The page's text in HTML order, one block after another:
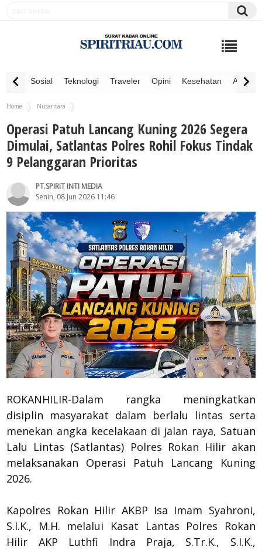
Sosial Teknologi Traveler Opini Kesehatan
Home
Nusantara
Tindak 9 Pelanggaran Prioritas
Operasi Patuh Lancang Kuning 2026 Segera
Dimulai, Satlantas Polres Rohil Fokus Tindak
9 Pelanggaran Prioritas
PT.SPIRIT INTI MEDIA
Senin, 08 Jun 2026 11:46
ROKANHILIR-Dalam rangka meningkatkan
disiplin masyarakat dalam berlalu lintas serta
menekan angka kecelakaan di jalan raya, Satuan
Lalu Lintas (Satlantas) Polres Rokan Hilir akan
melaksanakan Operasi Patuh Lancang Kuning
2026.
Kapolres Rokan Hilir AKBP Isa Imam Syahroni,
S.I.K., M.H. melalui Kasat Lantas Polres Rokan
Hilir AKP Luthfi Indra Praja, S.Tr.K., S.I.K.,